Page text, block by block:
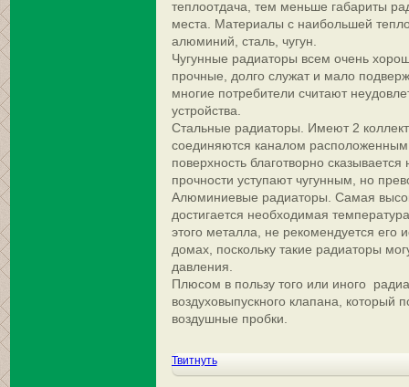
теплоотдача, тем меньше габариты
места. Материалы с наибольшей
алюминий, сталь, чугун.
Чугунные радиаторы всем очень
прочные, долго служат и мало
многие потребители считают
устройства.
Стальные радиаторы. Имеют 2
соединяются каналом расположенным
поверхность благотворно
прочности уступают чугунным, но
Алюминиевые радиаторы. Самая
достигается необходимая
этого металла, не рекомендуется его
домах, поскольку такие радиаторы
давления.
Плюсом в пользу того или иного
воздуховыпускного клапана, который
воздушные пробки.
Твитнуть